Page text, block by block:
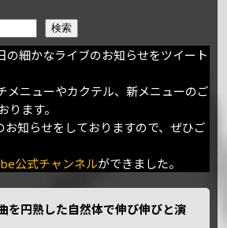
検索
の細かなライブのお知らせをツイート
メニューやカクテル、新メニューのご
ります。
お知らせをしておりますので、ぜひご
公式チャンネルができました。
を円熟した自然体で伸び伸びと演